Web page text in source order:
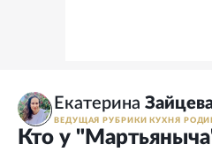
Екатерина
ВЕДУЩАЯ РУБРИКИ КУХНЯ
Кто у